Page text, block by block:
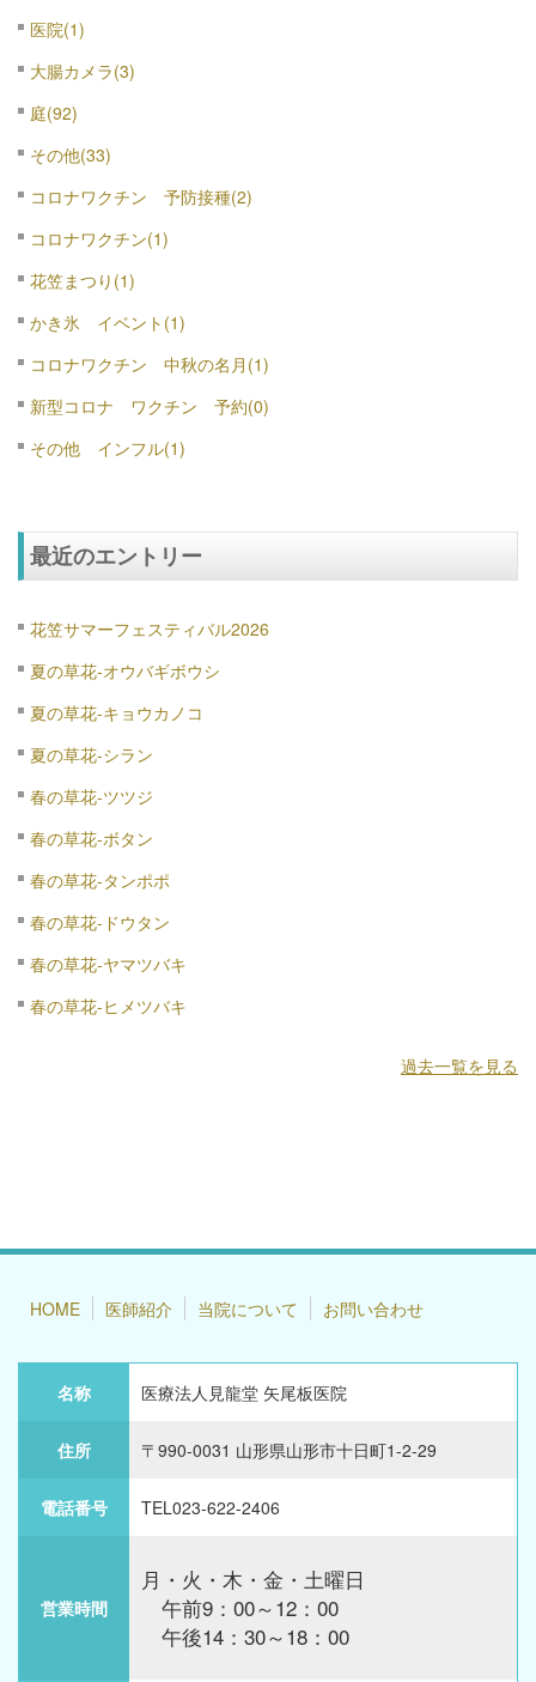
医院(1)
大腸カメラ(3)
庭(92)
その他(33)
コロナワクチン 予防接種(2)
コロナワクチン(1)
花笠まつり(1)
かき氷 イベント(1)
コロナワクチン 中秋の名月(1)
新型コロナ ワクチン 予約(0)
その他 インフル(1)
最近のエントリー
花笠サマーフェスティバル2026
夏の草花-オウバギボウシ
夏の草花-キョウカノコ
夏の草花-シラン
春の草花-ツツジ
春の草花-ボタン
春の草花-タンポポ
春の草花-ドウタン
春の草花-ヤマツバキ
春の草花-ヒメツバキ
過去一覧を見る
HOME 医師紹介 当院について お問い合わせ
名称 医療法人見龍堂 矢尾板医院
住所 〒990-0031 山形県山形市十日町1-2-29
電話番号 TEL023-622-2406
営業時間
月・火・木・金・土曜日
午前9：00～12：00
午後14：30～18：00